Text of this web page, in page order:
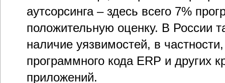
аутсорсинга – здесь всего 7%
положительную оценку. В России
наличие уязвимостей, в
программного кода ERP и других
приложений.